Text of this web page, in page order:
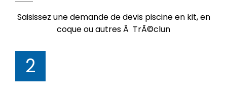
Saisissez une demande de devis piscine en kit, en
coque ou autres Ã TrÃ©clun
2